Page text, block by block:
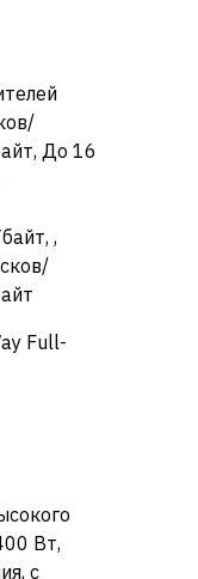
До 16
,
Full-
Вт,
с